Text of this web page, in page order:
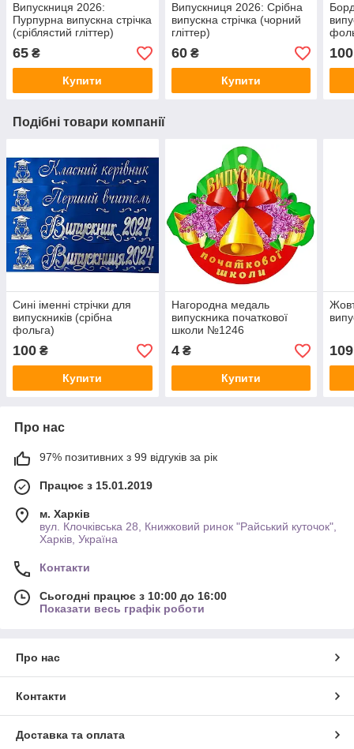
Випускниця 2026:
Пурпурна випускна стрічка
(сріблястий гліттер)
65 ₴
Купити
Випускниця 2026: Срібна
випускна стрічка (чорний
гліттер)
60₴
Купити
100
Подібні товари компанії
Сині іменні стрічки для
випускників (срібна
фольга)
100 ₴
Купити
Нагородна медаль
випускника початкової
школи №1246
4₴
Купити
109
Про нас
97% позитивних з 99 відгуків за рік
Працює з 15.01.2019
м. Харків
вул. Клочківська 28, Книжковий ринок "Райський куточок",
Харків, Україна
Контакти
Сьогодні працює з 10:00 до 16:00
Показати весь графік роботи
Про нас
Контакти
Доставка та оплата